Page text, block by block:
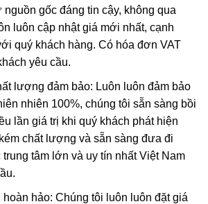
từ mỏ, không qua xử lý
nhiệt (Ruby nung):Đá sau khi khai
đốt cháy tạp chất và tăng độ sáng
tinh:Đá ruby sau khi khai thác đem về
tinh và kim loại tạo màu để thủy
nứt giúp tăng độ bóng và màu sắc
ruby được khai thác tự nhiên không
nguồn gốc đáng tin cậy, không qua
luôn cập nhật giá mới nhất, cạnh
quý khách hàng. Có hóa đơn VAT
yêu cầu.
lượng đảm bảo: Luôn luôn đảm bảo
nhiên 100%, chúng tôi sẵn sàng bồi
lần giá trị khi quý khách phát hiện
chất lượng và sẵn sàng đưa đi
tâm lớn và uy tín nhất Việt Nam
hảo: Chúng tôi luôn luôn đặt giá